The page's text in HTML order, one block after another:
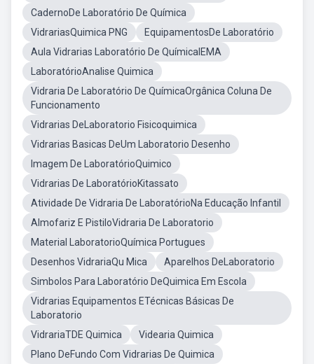
CadernoDe Laboratório De Química
VidrariasQuimica PNG
EquipamentosDe Laboratório
Aula Vidrarias Laboratório De QuímicaIEMA
LaboratórioAnalise Quimica
Vidraria De Laboratório De QuímicaOrgânica Coluna De
Funcionamento
Vidrarias DeLaboratorio Fisicoquimica
Vidrarias Basicas DeUm Laboratorio Desenho
Imagem De LaboratórioQuimico
Vidrarias De LaboratórioKitassato
Atividade De Vidraria De LaboratórioNa Educação Infantil
Almofariz E PistiloVidraria De Laboratorio
Material LaboratorioQuímica Portugues
Desenhos VidrariaQu Mica
Aparelhos DeLaboratorio
Simbolos Para Laboratório DeQuimica Em Escola
Vidrarias Equipamentos ETécnicas Básicas De
Laboratorio
VidrariaTDE Quimica
Videaria Quimica
Plano DeFundo Com Vidrarias De Quimica